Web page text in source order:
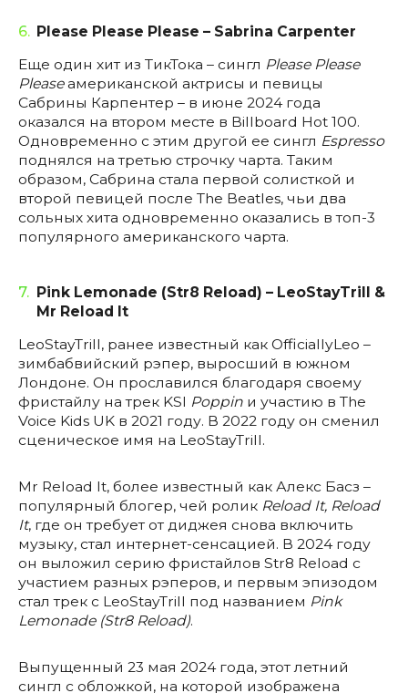
6. Please Please Please – Sabrina Carpenter
Еще один хит из ТикТока – сингл Please Please
Pleaseамериканской актрисы и певицы
Сабрины Карпентер – в июне 2024 года
оказался на втором месте в Billboard Hot 100.
Одновременно с этим другой ее сингл Espresso
поднялся на третью строчку чарта. Таким
образом, Сабрина стала первой солисткой и
второй певицей после The Beatles, чьи два
сольных хита одновременно оказались в топ-3
популярного американского чарта.
7. Pink Lemonade (Str8 Reload) – LeoStayTrill &
Mr Reload It
LeoStayTrill, ранее известный как OfficiallyLeo –
зимбабвийский рэпер, выросший в южном
Лондоне. Он прославился благодаря своему
фристайлу на трек KSI Poppin и участию в The
Voice Kids UK в 2021 году. В 2022 году он сменил
сценическое имя на LeoStayTrill.
Mr Reload It, более известный как Алекс Басз –
популярный блогер, чей ролик Reload It, Reload
It, где он требует от диджея снова включить
музыку, стал интернет-сенсацией. В 2024 году
он выложил серию фристайлов Str8 Reload с
участием разных рэперов, и первым эпизодом
стал трек с LeoStayTrill под названием Pink
Lemonade (Str8 Reload).
Выпущенный 23 мая 2024 года, этот летний
сингл с обложкой, на которой изображена